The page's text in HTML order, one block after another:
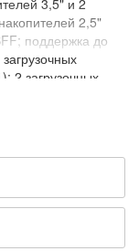
3,5" и 2
2,5"
поддержка до
2 загрузочных
3DS
Memory 200